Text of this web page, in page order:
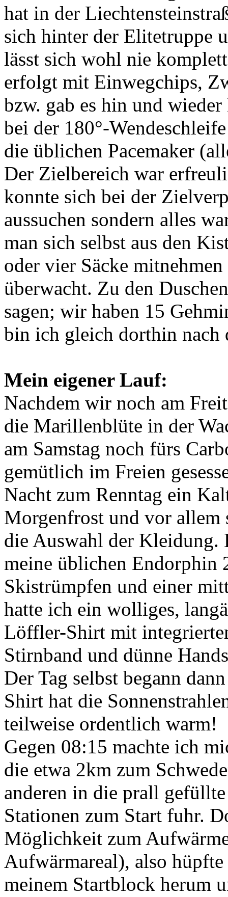
hat in der
sich hinter der Elitetruppe
lässt sich wohl nie
erfolgt mit Einwegchips,
bzw. gab es hin und
bei der 180°-
die üblichen Pacemaker
Der Zielbereich war
konnte sich bei der
aussuchen sondern alles
man sich selbst aus den
oder vier Säcke
überwacht. Zu den
sagen; wir haben 15
bin ich gleich dorthin nach
Mein eigener Lauf:
Nachdem wir noch am
die Marillenblüte in der
am Samstag noch fürs
gemütlich im Freien
Nacht zum Renntag ein
Morgenfrost und vor allem
die Auswahl der
meine üblichen
Skistrümpfen und einer
hatte ich ein wolliges,
Löffler-Shirt mit
Stirnband und dünne
Der Tag selbst begann
Shirt hat die
teilweise ordentlich warm!
Gegen 08:15 machte ich
die etwa 2km zum
anderen in die prall
Stationen zum Start fuhr.
Möglichkeit zum
Aufwärmareal), also
meinem Startblock herum